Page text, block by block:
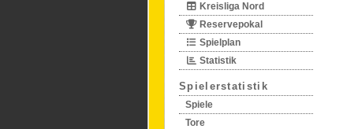
Kreisliga Nord
Reservepokal
Spielplan
Statistik
Spielerstatistik
Spiele
Tore